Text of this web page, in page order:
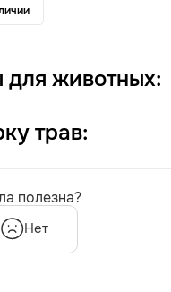
для животных:
трав:
полезна?
Нет